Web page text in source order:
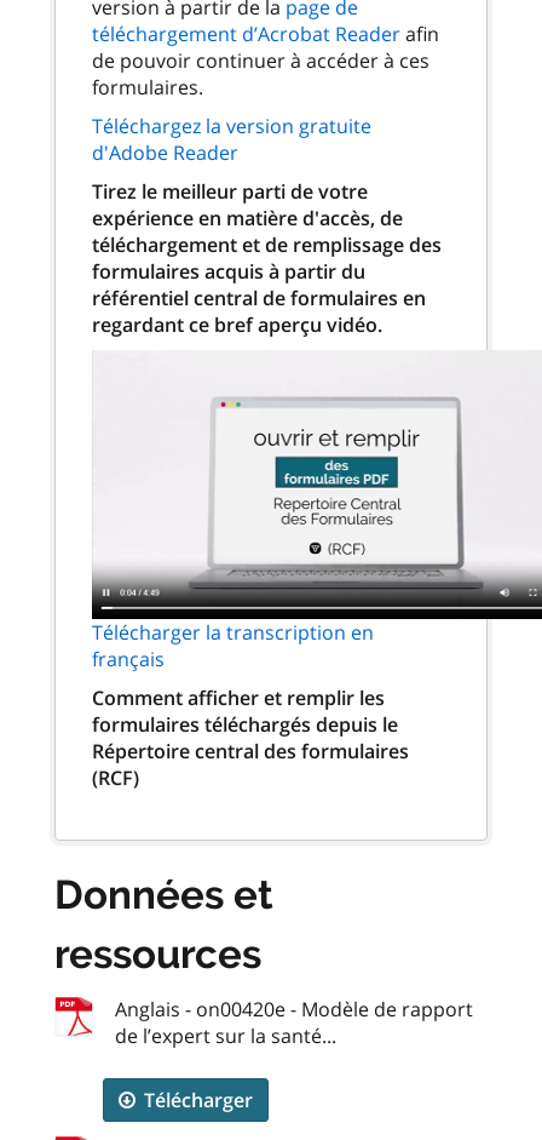
version à partir de la page de
téléchargement d’Acrobat Readerafin
de pouvoir continuer à accéder à ces
formulaires.
Téléchargez la version gratuite
d'Adobe Reader
Tirez le meilleur parti de votre
expérience en matière d'accès, de
téléchargement et de remplissage des
formulaires acquis à partir du
référentiel central de formulaires en
regardant ce bref aperçu vidéo.
Télécharger la transcription en
français
Comment afficher et remplir les
formulaires téléchargés depuis le
Répertoire central des formulaires
(RCF)
Données et
ressources
Anglais - on00420e - Modèle de rapport
de l’expert sur la santé...
Télécharger